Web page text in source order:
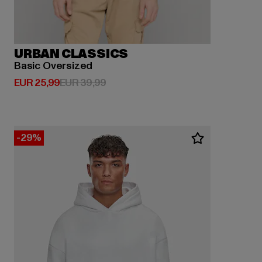
URBAN CLASSICS
Basic Oversized
EUR 25,99
Huidige prijs: EUR 25,99
EUR 39,99Actieprijs: EUR 39,99
-29%